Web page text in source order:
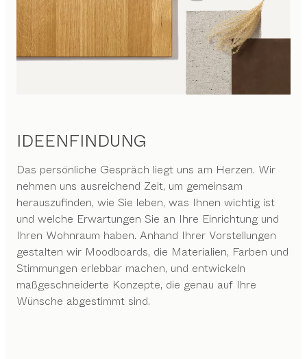
IDEENFINDUNG
Das persönliche Gespräch liegt uns am Herzen. Wir
nehmen uns ausreichend Zeit, um gemeinsam
herauszufinden, wie Sie leben, was Ihnen wichtig ist
und welche Erwartungen Sie an Ihre Einrichtung und
Ihren Wohnraum haben. Anhand Ihrer Vorstellungen
gestalten wir Moodboards, die Materialien, Farben und
Stimmungen erlebbar machen, und entwickeln
maßgeschneiderte Konzepte, die genau auf Ihre
Wünsche abgestimmt sind.